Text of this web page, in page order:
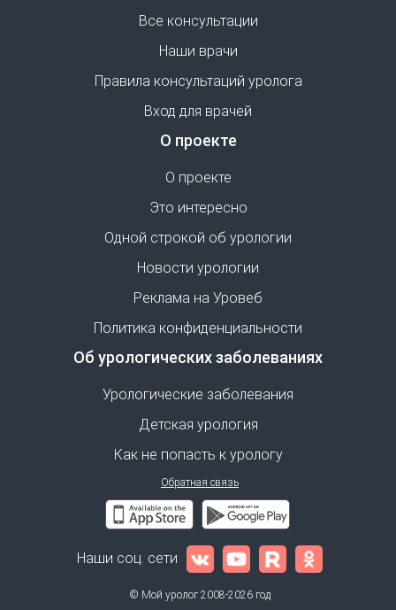
Все консультации
Наши врачи
Правила консультаций уролога
Вход для врачей
О проекте
О проекте
Это интересно
Одной строкой об урологии
Новости урологии
Реклама на Уровеб
Политика конфиденциальности
Об урологических заболеваниях
Урологические заболевания
Детская урология
Как не попасть к урологу
Обратная связь
Наши соц. сети
© Мой уролог 2008-2026 год